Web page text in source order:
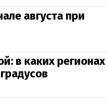
августа при
в каких регионах